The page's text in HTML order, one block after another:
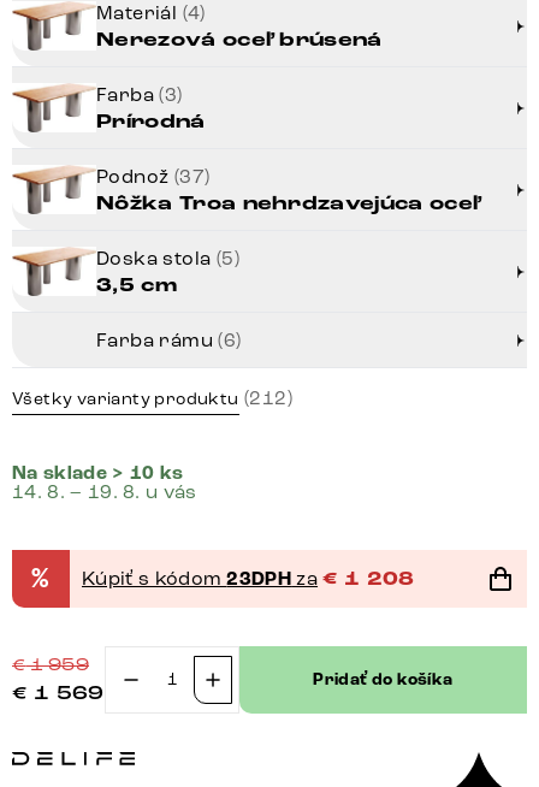
Materiál (4)
Nerezová oceľ brúsená
Farba(3)
Prírodná
Podnož (37)
Nôžka Troa nehrdzavejúca oceľ
Doska stola (5)
3,5 cm
Farba rámu(6)
Všetky varianty produktu (212)
Na sklade > 10 ks
14. 8. – 19. 8. u vás
% Kúpiť s kódom23DPH za € 1 208
€1 959
€ 1 569
množstvo
stôl
Pridať do košíka